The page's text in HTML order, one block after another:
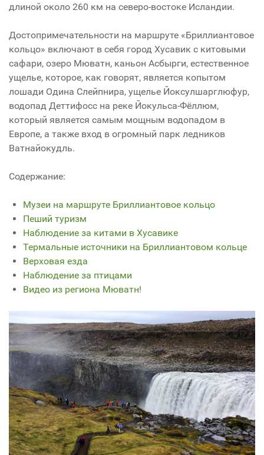
длиной около 260 км на северо-востоке Исландии.
Достопримечательности на маршруте «Бриллиантовое
кольцо» включают в себя город Хусавик с китовыми
сафари, озеро Мюватн, каньон Асбырги, естественное
ущелье, которое, как говорят, является копытом
лошади Одина Слейпнира, ущелье Йоксулшарглюфур,
водопад Деттифосс на реке Йокульса-Фёллюм,
который является самым мощным водопадом в
Европе, а также вход в огромный парк ледников
Ватнайокудль.
Содержание:
Музеи на маршруте Бриллиантовое кольцо
Пеший туризм
Наблюдение за китами в Хусавике
Термальные источники на Бриллиантовом кольце
Верховая езда
Наблюдение за птицами
Видео из региона Мюватн!